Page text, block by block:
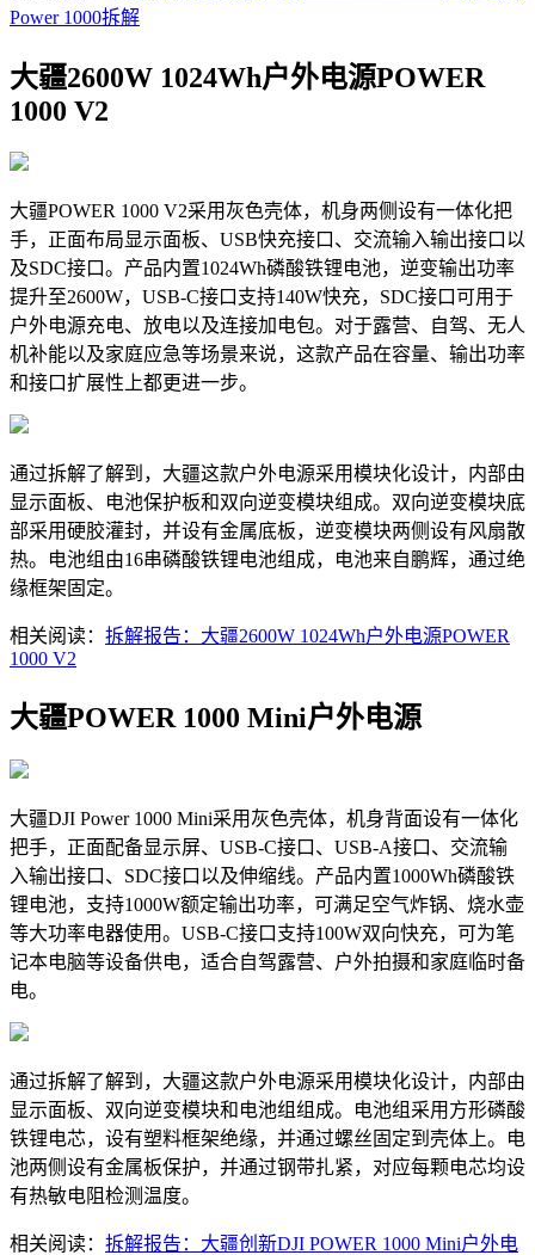
Power 1000拆解
大疆2600W 1024Wh户外电源POWER
1000 V2
大疆POWER 1000 V2采用灰色壳体，机身两侧设有一体化把
手，正面布局显示面板、USB快充接口、交流输入输出接口以
及SDC接口。产品内置1024Wh磷酸铁锂电池，逆变输出功率
提升至2600W，USB-C接口支持140W快充，SDC接口可用于
户外电源充电、放电以及连接加电包。对于露营、自驾、无人
机补能以及家庭应急等场景来说，这款产品在容量、输出功率
和接口扩展性上都更进一步。
通过拆解了解到，大疆这款户外电源采用模块化设计，内部由
显示面板、电池保护板和双向逆变模块组成。双向逆变模块底
部采用硬胶灌封，并设有金属底板，逆变模块两侧设有风扇散
热。电池组由16串磷酸铁锂电池组成，电池来自鹏辉，通过绝
缘框架固定。
相关阅读： 拆解报告：大疆2600W 1024Wh户外电源POWER
1000 V2
大疆POWER 1000 Mini户外电源
大疆DJI Power 1000 Mini采用灰色壳体，机身背面设有一体化
把手，正面配备显示屏、USB-C接口、USB-A接口、交流输
入输出接口、SDC接口以及伸缩线。产品内置1000Wh磷酸铁
锂电池，支持1000W额定输出功率，可满足空气炸锅、烧水壶
等大功率电器使用。USB-C接口支持100W双向快充，可为笔
记本电脑等设备供电，适合自驾露营、户外拍摄和家庭临时备
电。
通过拆解了解到，大疆这款户外电源采用模块化设计，内部由
显示面板、双向逆变模块和电池组组成。电池组采用方形磷酸
铁锂电芯，设有塑料框架绝缘，并通过螺丝固定到壳体上。电
池两侧设有金属板保护，并通过钢带扎紧，对应每颗电芯均设
有热敏电阻检测温度。
相关阅读： 拆解报告：大疆创新DJI POWER 1000 Mini户外电